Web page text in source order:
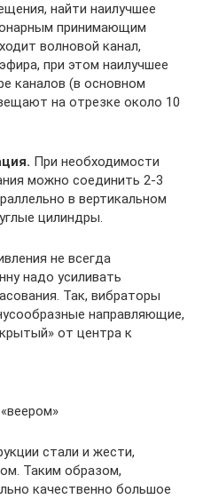
найти наилучшее
принимающим
волновой канал,
при этом наилучшее
каналов (в основном
на отрезке около 10
. При необходимости
можно соединить 2-3
в вертикальном
цилиндры.
не всегда
надо усиливать
Так, вибраторы
направляющие,
от центра к
стали и жести,
Таким образом,
качественно большое